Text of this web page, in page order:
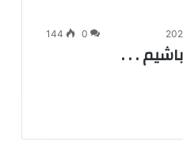
0
144
. . .